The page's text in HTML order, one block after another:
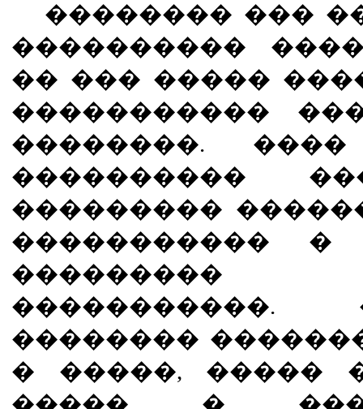
�������� ���
����������
�� ��� �����
�����������
��������.
����������
���������
����������� �
��������
� �����, �����
����� �